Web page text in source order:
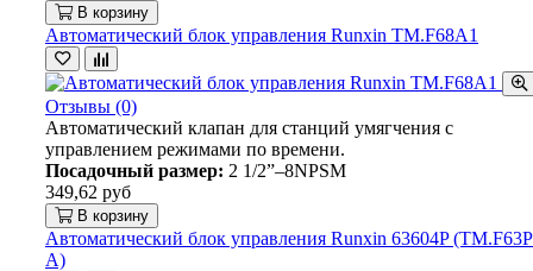
В корзину
Автоматический блок управления Runxin TM.F68A1
Отзывы (0)
Автоматический клапан для станций умягчения с
управлением режимами по времени.
Посадочный размер: 2 1/2”–8NPSM
349,62 руб
В корзину
Автоматический блок управления Runxin 63604P
A)